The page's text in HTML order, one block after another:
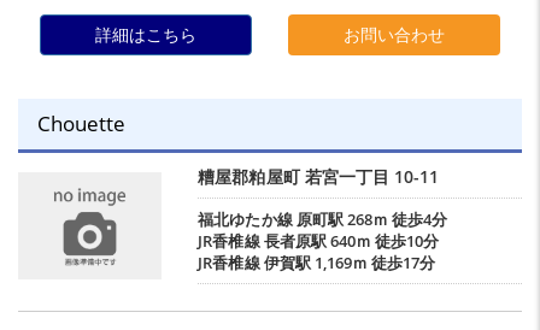
詳細はこちら お問い合わせ
Chouette
糟屋郡粕屋町 若宮一丁目 10-11
福北ゆたか線 原町駅268ｍ 徒歩4分
JR香椎線長者原駅640ｍ 徒歩10分
JR香椎線伊賀駅1,169ｍ 徒歩17分